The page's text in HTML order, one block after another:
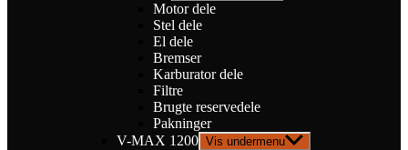
Motor dele
Stel dele
El dele
Bremser
Karburator dele
Filtre
Brugte reservedele
Pakninger
V-MAX 1200 Vis undermenu